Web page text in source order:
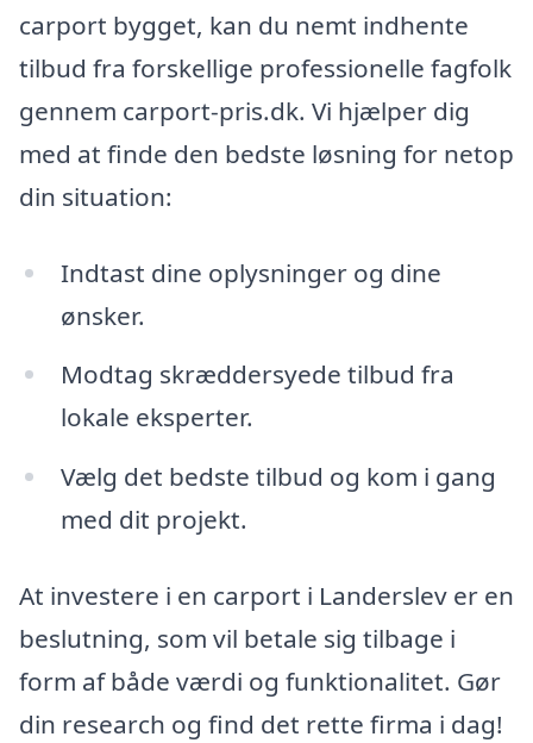
carport bygget, kan du nemt indhente
tilbud fra forskellige professionelle fagfolk
gennem carport-pris.dk. Vi hjælper dig
med at finde den bedste løsning for netop
din situation:
Indtast dine oplysninger og dine
ønsker.
Modtag skræddersyede tilbud fra
lokale eksperter.
Vælg det bedste tilbud og kom i gang
med dit projekt.
At investere i en carport i Landerslev er en
beslutning, som vil betale sig tilbage i
form af både værdi og funktionalitet. Gør
din research og find det rette firma i dag!